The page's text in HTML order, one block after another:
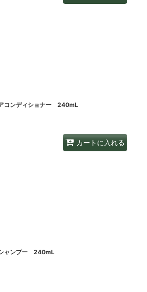
コンディショナー 240mL
カートに入れる
ャンプー 240mL